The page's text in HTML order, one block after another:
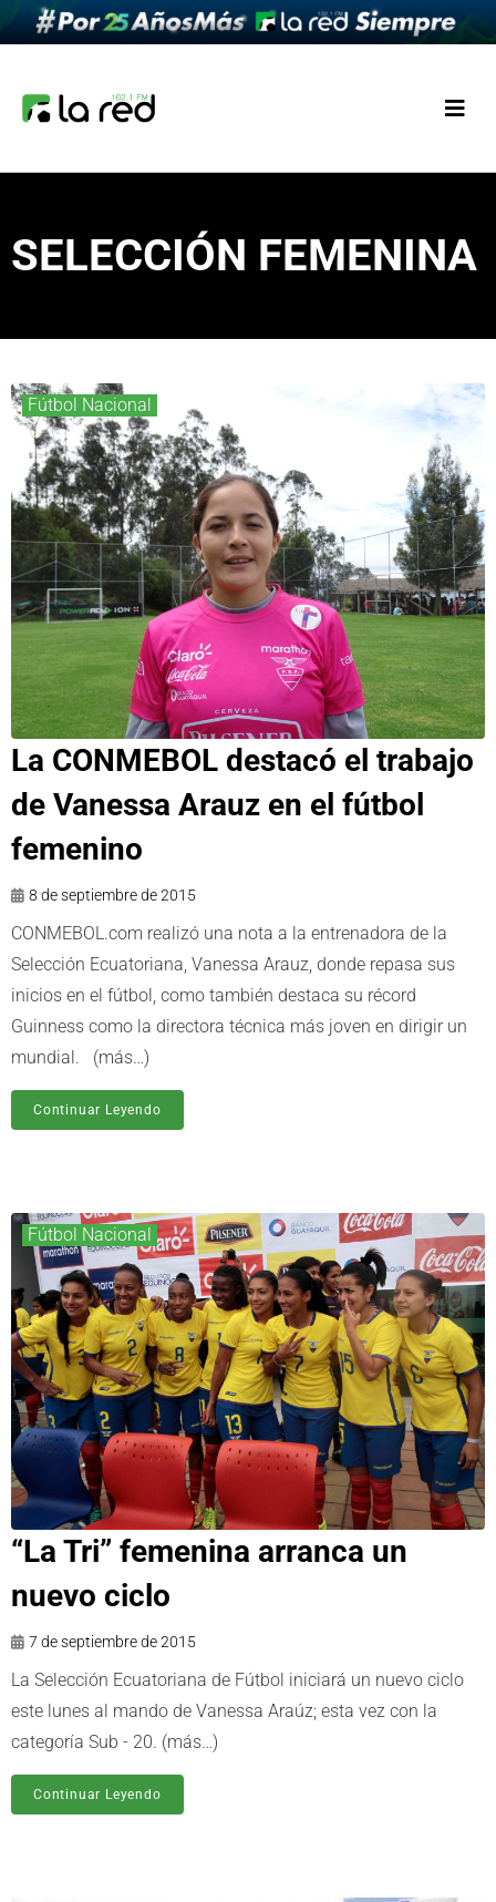
SELECCIÓN FEMENINA
Fútbol Nacional
La CONMEBOL destacó el trabajo
de Vanessa Arauz en el fútbol
femenino
8 de septiembre de 2015
CONMEBOL.com realizó una nota a la entrenadora de la
Selección Ecuatoriana, Vanessa Arauz, donde repasa sus
inicios en el fútbol, como también destaca su récord
Guinness como la directora técnica más joven en dirigir un
mundial. (más…)
Continuar Leyendo
Fútbol Nacional
“La Tri” femenina arranca un
nuevo ciclo
7 de septiembre de 2015
La Selección Ecuatoriana de Fútbol iniciará un nuevo ciclo
este lunes al mando de Vanessa Araúz; esta vez con la
categoría Sub - 20. (más…)
Continuar Leyendo